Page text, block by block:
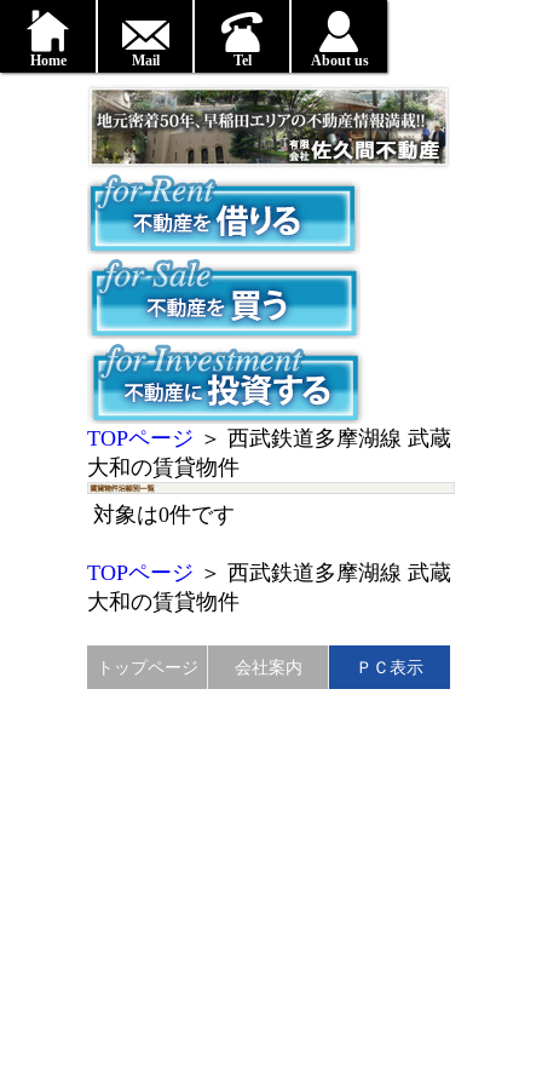
Home Mail Tel About us
TOPページ ＞ 西武鉄道多摩湖線 武蔵
大和の賃貸物件
対象は0件です
TOPページ ＞ 西武鉄道多摩湖線 武蔵
大和の賃貸物件
トップページ 会社案内 ＰＣ表示